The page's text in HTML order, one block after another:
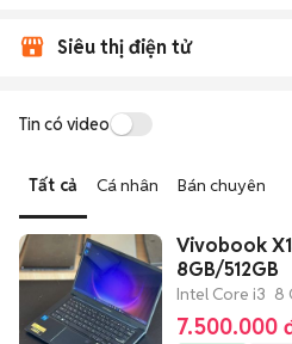
Siêu thị điện tử
Tin có video
Tất cả Cá nhân Bán chuyên
Vivobook
8GB/512GB
Intel Core i3 8
7.500.000